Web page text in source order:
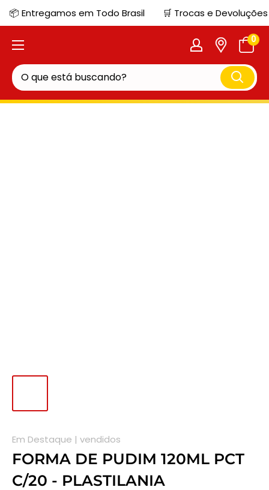
📦 Entregamos em Todo Brasil 🛒 Trocas e
0
Em Destaque | vendidos
FORMA DE PUDIM 120ML PCT
C/20 - PLASTILANIA